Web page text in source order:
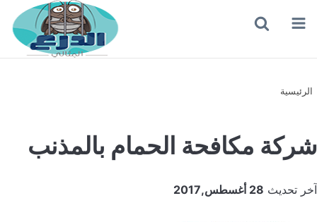
القائمة
الرئيسية
شركة مكافحة الحمام بالمذنب
آخر تحديث 28 أغسطس,2017